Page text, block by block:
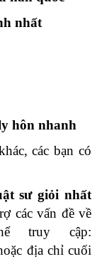
nhất
hôn nhanh
các bạn có
sư giỏi nhất
các vấn đề về
truy cập:
địa chỉ cuối